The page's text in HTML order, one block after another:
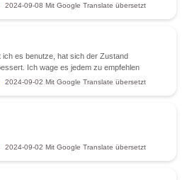
2024-09-08 Mit Google Translate übersetzt
ich es benutze, hat sich der Zustand
Ich wage es jedem zu empfehlen
2024-09-02 Mit Google Translate übersetzt
2024-09-02 Mit Google Translate übersetzt